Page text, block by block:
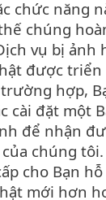
chức năng
chúng
vụ bị ảnh
được triển
hợp,
cài đặt một
để nhận
chúng tôi.
cho Bạn
mới hơn